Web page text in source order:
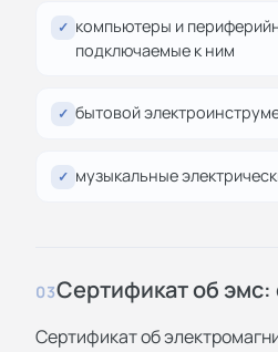
✓ компьютеры и
подключаемые к ним
✓ бытовой
✓ музыкальные
03Сертификат об эмс:
Сертификат об